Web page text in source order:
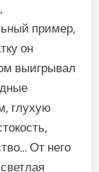
пример,
он
выигрывал
глухую
От него